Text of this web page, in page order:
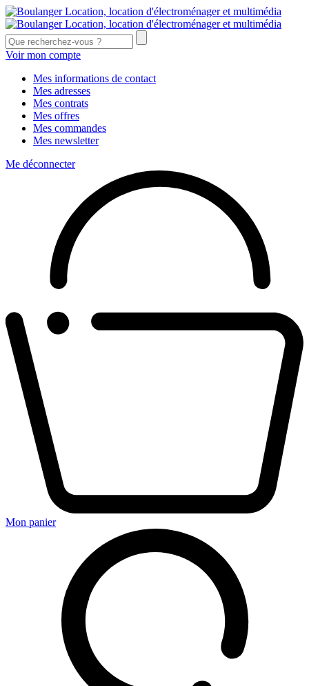
Voir mon compte
Mes informations de contact
Mes adresses
Mes contrats
Mes offres
Mes commandes
Mes newsletter
Me déconnecter
Mon panier